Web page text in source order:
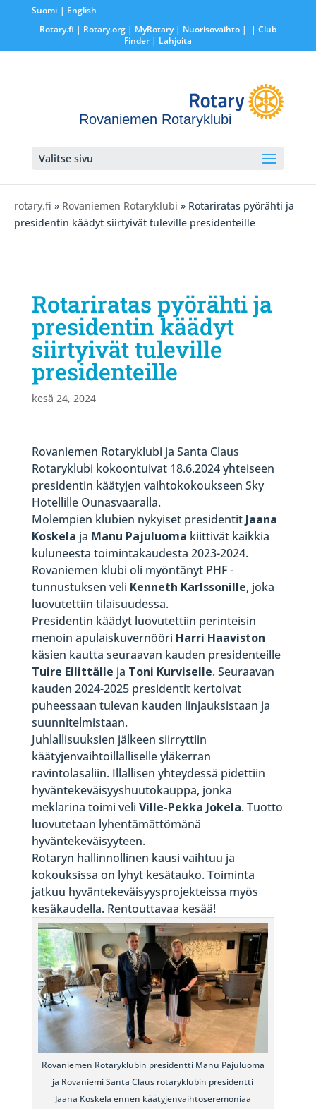
Suomi
English
Rotary.fi | Rotary.org| MyRotary | Nuorisovaihto|
| Club
Finder| Lahjoita
Rovaniemen Rotaryklubi
Valitse sivu
rotary.fi » Rovaniemen Rotaryklubi » Rotariratas pyörähti ja
presidentin käädyt siirtyivät tuleville presidenteille
Rotariratas pyörähti ja
presidentin käädyt
siirtyivät tuleville
presidenteille
kesä 24, 2024
Rovaniemen Rotaryklubi ja Santa Claus
Rotaryklubi kokoontuivat 18.6.2024 yhteiseen
presidentin käätyjen vaihtokokoukseen Sky
Hotellille Ounasvaaralla.
Molempien klubien nykyiset presidentit Jaana
Koskela ja Manu Pajuluoma kiittivät kaikkia
kuluneesta toimintakaudesta 2023-2024.
Rovaniemen klubi oli myöntänyt PHF -
tunnustuksen veli Kenneth Karlssonille, joka
luovutettiin tilaisuudessa.
Presidentin käädyt luovutettiin perinteisin
menoin apulaiskuvernööri Harri Haaviston
käsien kautta seuraavan kauden presidenteille
Tuire Eilittälle ja Toni Kurviselle. Seuraavan
kauden 2024-2025 presidentit kertoivat
puheessaan tulevan kauden linjauksistaan ja
suunnitelmistaan.
Juhlallisuuksien jälkeen siirryttiin
käätyjenvaihtoillalliselle yläkerran
ravintolasaliin. Illallisen yhteydessä pidettiin
hyväntekeväisyyshuutokauppa, jonka
meklarina toimi veli Ville-Pekka Jokela. Tuotto
luovutetaan lyhentämättömänä
hyväntekeväisyyteen.
Rotaryn hallinnollinen kausi vaihtuu ja
kokouksissa on lyhyt kesätauko. Toiminta
jatkuu hyväntekeväisyysprojekteissa myös
kesäkaudella. Rentouttavaa kesää!
Rovaniemen Rotaryklubin presidentti Manu Pajuluoma
ja Rovaniemi Santa Claus rotaryklubin presidentti
Jaana Koskela ennen käätyjenvaihtoseremoniaa